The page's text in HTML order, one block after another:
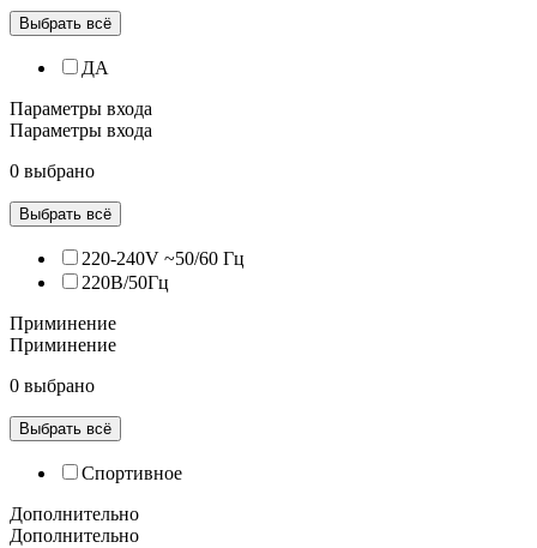
Выбрать всё
ДА
Параметры входа
Параметры входа
0 выбрано
Выбрать всё
220-240V ~50/60 Гц
220В/50Гц
Приминение
Приминение
0 выбрано
Выбрать всё
Спортивное
Дополнительно
Дополнительно